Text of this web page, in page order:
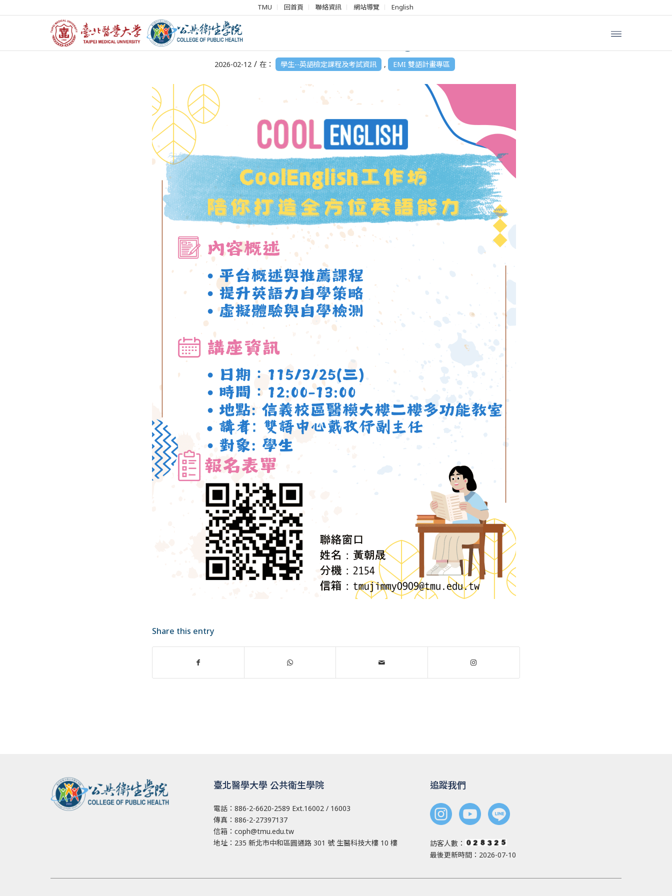
TMU 回首頁 聯絡資訊 網站導覽 English
115.03.25 EMI學生講座：《CoolEnglish工作坊》
2026-02-12 / 在： 學生--英語檢定課程及考試資訊 , EMI 雙語計畫專區
Share this entry
臺北醫學大學 公共衛生學院
電話： 886-2-6620-2589 Ext.16002 / 16003
傳真：886-2-27397137
信箱： coph@tmu.edu.tw
地址： 235 新北市中和區圓通路 301 號生醫科技大樓 10 樓
追蹤我們
訪客人數：
最後更新時間：2026-07-10